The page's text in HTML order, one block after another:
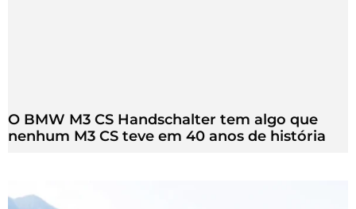
O BMW M3 CS Handschalter tem algo que
nenhum M3 CS teve em 40 anos de história